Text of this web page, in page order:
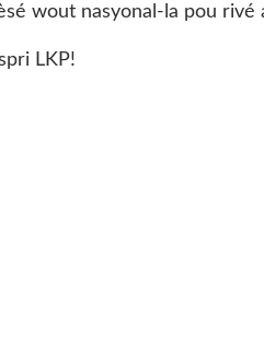
wout nasyonal-la pou
LKP!